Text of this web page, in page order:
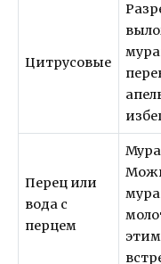
Цитрусовые
Перец или
вода с
перцем